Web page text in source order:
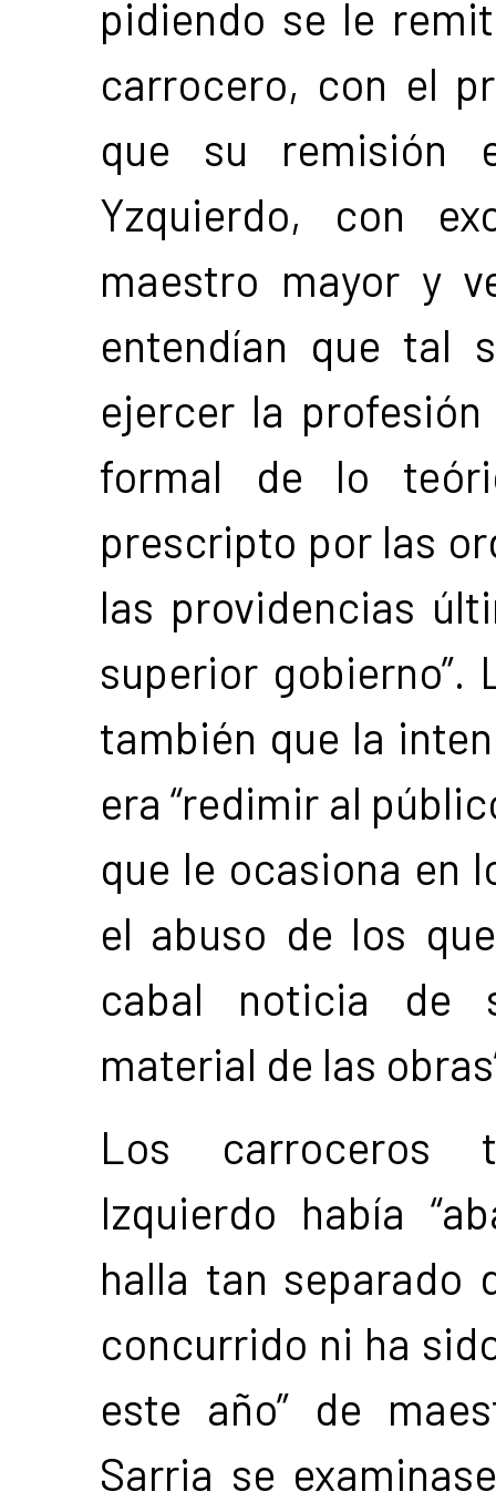
pidiendo se le
carrocero, con el
que su remisión
Yzquierdo, con
maestro mayor y
entendían que tal
ejercer la
formal de lo
prescripto por las
las providencias
superior
también que la
era “redimir al
que le ocasiona en
el abuso de los
cabal noticia de
material de las
Los carroceros
Izquierdo había
halla tan separado
concurrido ni ha
este año” de
Sarria se